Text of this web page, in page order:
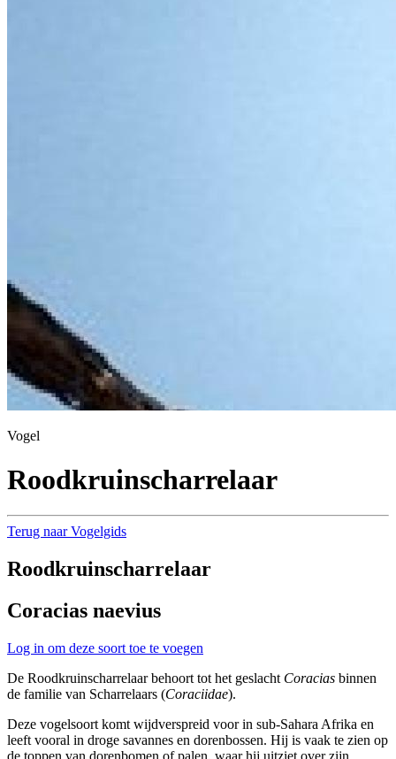
Vogel
Roodkruinscharrelaar
Terug naar Vogelgids
Roodkruinscharrelaar
Coracias naevius
Log in om deze soort toe te voegen
De Roodkruinscharrelaar behoort tot het geslacht Coracias binnen
de familie van Scharrelaars (Coraciidae).
Deze vogelsoort komt wijdverspreid voor in sub-Sahara Afrika en
leeft vooral in droge savannes en dorenbossen. Hij is vaak te zien op
de toppen van dorenbomen of palen, waar hij uitziet over zijn